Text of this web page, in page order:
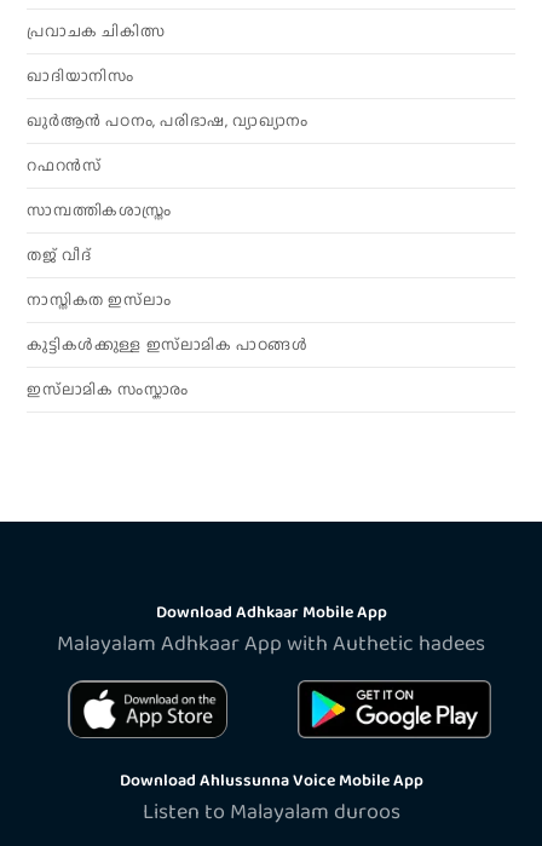
പ്രവാചക ചികിത്സ
ഖാദിയാനിസം
ഖുർആൻ പഠനം, പരിഭാഷ, വ്യാഖ്യാനം
റഫറൻസ്
സാമ്പത്തികശാസ്ത്രം
തജ് വീദ്
നാസ്തികത ഇസ്‌ലാം
കുട്ടികൾക്കുള്ള ഇസ്‌ലാമിക പാഠങ്ങൾ
ഇസ്‌ലാമിക സംസ്കാരം
Download Adhkaar Mobile App
Malayalam Adhkaar App with Authetic hadees
Download Ahlussunna Voice Mobile App
Listen to Malayalam duroos